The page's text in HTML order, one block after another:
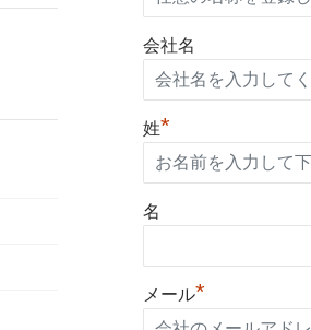
会社名
姓*
名
メール*